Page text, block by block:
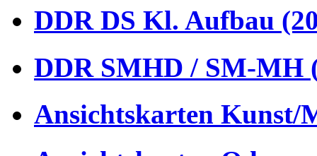
DDR DS Kl. Aufbau
DDR SMHD / SM-MH
Ansichtskarten Kunst/